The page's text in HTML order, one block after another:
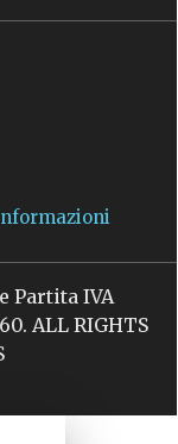
Partita IVA
ALL RIGHTS